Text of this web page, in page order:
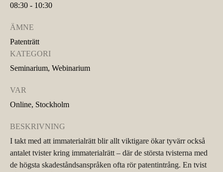
08:30 - 10:30
ÄMNE
Patenträtt
KATEGORI
Seminarium, Webinarium
VAR
Online, Stockholm
BESKRIVNING
I takt med att immaterialrätt blir allt viktigare ökar tyvärr också
antalet tvister kring immaterialrätt – där de största tvisterna med
de högsta skadeståndsanspråken ofta rör patentintrång. En tvist